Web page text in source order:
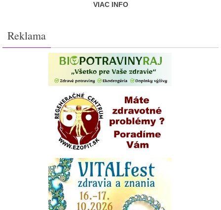
VIAC INFO
Reklama